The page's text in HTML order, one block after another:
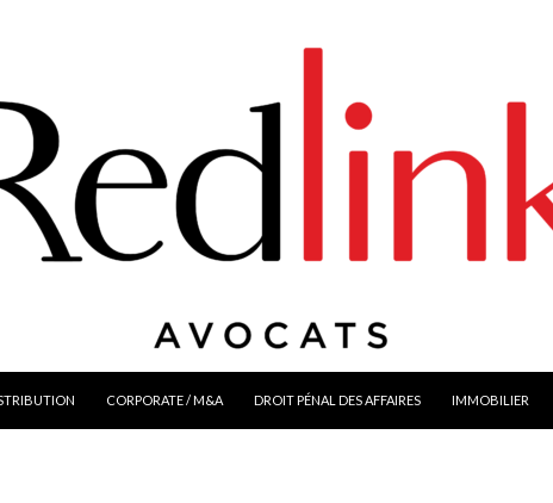
CORPORATE / M&A DROIT PÉNAL DES AFFAIRES IMMOBILIER